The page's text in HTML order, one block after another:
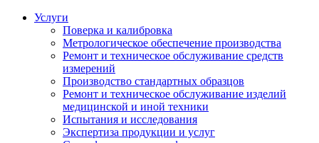
Услуги
Поверка и калибровка
Метрологическое обеспечение производства
Ремонт и техническое обслуживание средств
измерений
Производство стандартных образцов
Ремонт и техническое обслуживание изделий
медицинской и иной техники
Испытания и исследования
Экспертиза продукции и услуг